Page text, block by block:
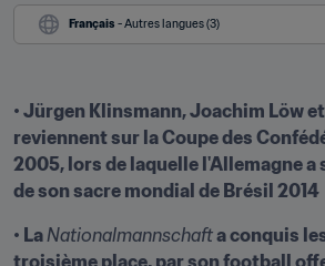
Français - Autres langues (3)
• Jürgen Klinsmann, Joachim Löw
reviennent sur la Coupe des
2005, lors de laquelle l'Allemagne a
de son sacre mondial de Brésil 2014
• La Nationalmannschaft a conquis
troisième place, par son football